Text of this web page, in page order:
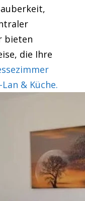
bieten
die Ihre
& Küche.